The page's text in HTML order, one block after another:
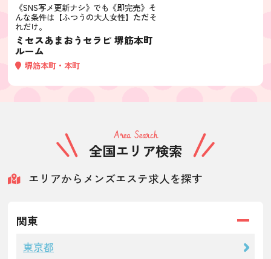
《SNS写メ更新ナシ》でも《即完売》そ
んな条件は【ふつうの大人女性】ただそ
れだけ。
ミセスあまおうセラピ 堺筋本町
ルーム
堺筋本町・本町
Area Search
全国エリア検索
エリアからメンズエステ求人を探す
関東
東京都